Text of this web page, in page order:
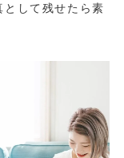
して残せたら素